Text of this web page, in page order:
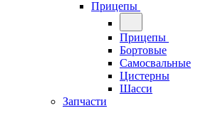
Прицепы
Прицепы
Бортовые
Самосвальные
Цистерны
Шасси
Запчасти